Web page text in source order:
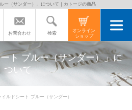
トップページ
カトージの商品
お問合わせ 検索
オンライン
ショップ
ー（サンダー）」について｜カトージの商品
ト プルー（サンダー）」に
ついて
ルドシート プルー（サンダー）